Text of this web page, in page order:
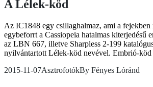
A Lélek-köd
Az IC1848 egy csillaghalmaz, ami a fejekben
egybeforrt a Cassiopeia hatalmas kiterjedésű
az LBN 667, illetve Sharpless 2-199
nyilvántartott Lélek-köd nevével. Embrió-köd
2015-11-07AsztrofotókBy Fényes Lóránd